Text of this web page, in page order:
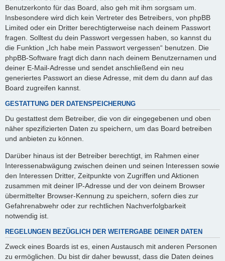
Benutzerkonto für das Board, also geh mit ihm sorgsam um.
Insbesondere wird dich kein Vertreter des Betreibers, von phpBB
Limited oder ein Dritter berechtigterweise nach deinem Passwort
fragen. Solltest du dein Passwort vergessen haben, so kannst du
die Funktion „Ich habe mein Passwort vergessen“ benutzen. Die
phpBB-Software fragt dich dann nach deinem Benutzernamen und
deiner E-Mail-Adresse und sendet anschließend ein neu
generiertes Passwort an diese Adresse, mit dem du dann auf das
Board zugreifen kannst.
GESTATTUNG DER DATENSPEICHERUNG
Du gestattest dem Betreiber, die von dir eingegebenen und oben
näher spezifizierten Daten zu speichern, um das Board betreiben
und anbieten zu können.
Darüber hinaus ist der Betreiber berechtigt, im Rahmen einer
Interessenabwägung zwischen deinen und seinen Interessen sowie
den Interessen Dritter, Zeitpunkte von Zugriffen und Aktionen
zusammen mit deiner IP-Adresse und der von deinem Browser
übermittelter Browser-Kennung zu speichern, sofern dies zur
Gefahrenabwehr oder zur rechtlichen Nachverfolgbarkeit
notwendig ist.
REGELUNGEN BEZÜGLICH DER WEITERGABE DEINER DATEN
Zweck eines Boards ist es, einen Austausch mit anderen Personen
zu ermöglichen. Du bist dir daher bewusst, dass die Daten deines